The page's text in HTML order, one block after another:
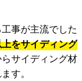
事が主流でした
をサイディング
サイディング材
す。